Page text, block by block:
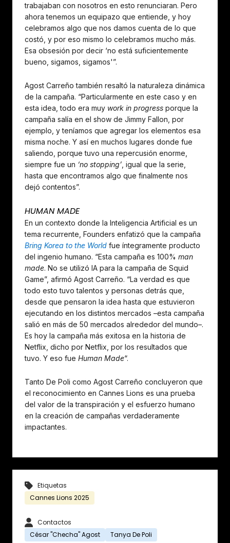
trabajaban con nosotros en esto renunciaran. Pero
ahora tenemos un equipazo que entiende, y hoy
celebramos algo que nos damos cuenta de lo que
costó, y por eso mismo lo celebramos mucho más.
Esa obsesión por decir ‘no está suficientemente
bueno, sigamos, sigamos'”.
Agost Carreño también resaltó la naturaleza dinámica
de la campaña. “Particularmente en este caso y en
esta idea, todo era muy work in progress porque la
campaña salía en el show de Jimmy Fallon, por
ejemplo, y teníamos que agregar los elementos esa
misma noche. Y así en muchos lugares donde fue
saliendo, porque tuvo una repercusión enorme,
siempre fue un ‘no stopping’ , igual que la serie,
hasta que encontramos algo que finalmente nos
dejó contentos”.
HUMAN MADE
En un contexto donde la Inteligencia Artificial es un
tema recurrente, Founders enfatizó que la campaña
Bring Korea to the World fue íntegramente producto
del ingenio humano. “Esta campaña es 100% man
made. No se utilizó IA para la campaña de Squid
Game”, afirmó Agost Carreño. “La verdad es que
todo esto tuvo talentos y personas detrás que,
desde que pensaron la idea hasta que estuvieron
ejecutando en los distintos mercados –esta campaña
salió en más de 50 mercados alrededor del mundo–.
Es hoy la campaña más exitosa en la historia de
Netflix, dicho por Netflix, por los resultados que
tuvo. Y eso fue Human Made“.
Tanto De Poli como Agost Carreño concluyeron que
el reconocimiento en Cannes Lions es una prueba
del valor de la transpiración y el esfuerzo humano
en la creación de campañas verdaderamente
impactantes.
Etiquetas
Cannes Lions 2025
Contactos
César "Checha" Agost
Tanya De Poli